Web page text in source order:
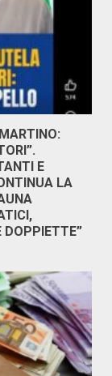
E
LA
DOPPIETTE”